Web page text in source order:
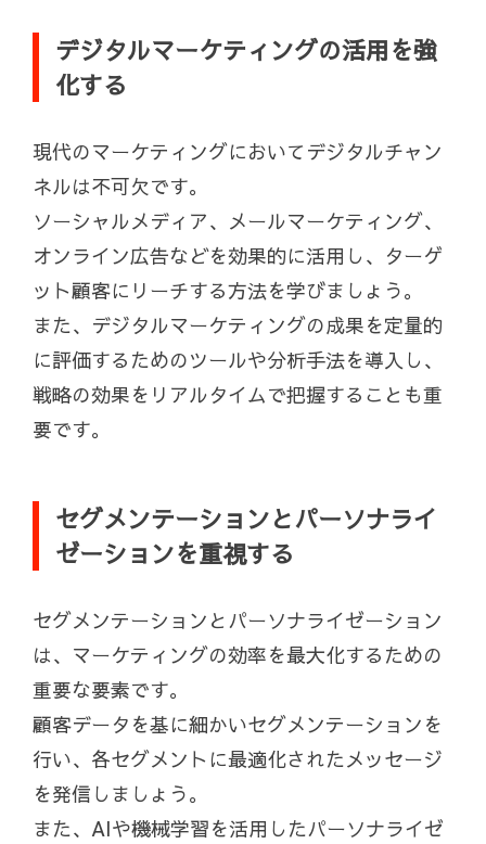
デジタルマーケティングの活用を強
化する
現代のマーケティングにおいてデジタルチャン
ネルは不可欠です。
ソーシャルメディア、メールマーケティング、
オンライン広告などを効果的に活用し、ターゲ
ット顧客にリーチする方法を学びましょう。
また、デジタルマーケティングの成果を定量的
に評価するためのツールや分析手法を導入し、
戦略の効果をリアルタイムで把握することも重
要です。
セグメンテーションとパーソナライ
ゼーションを重視する
セグメンテーションとパーソナライゼーション
は、マーケティングの効率を最大化するための
重要な要素です。
顧客データを基に細かいセグメンテーションを
行い、各セグメントに最適化されたメッセージ
を発信しましょう。
また、AIや機械学習を活用したパーソナライゼ